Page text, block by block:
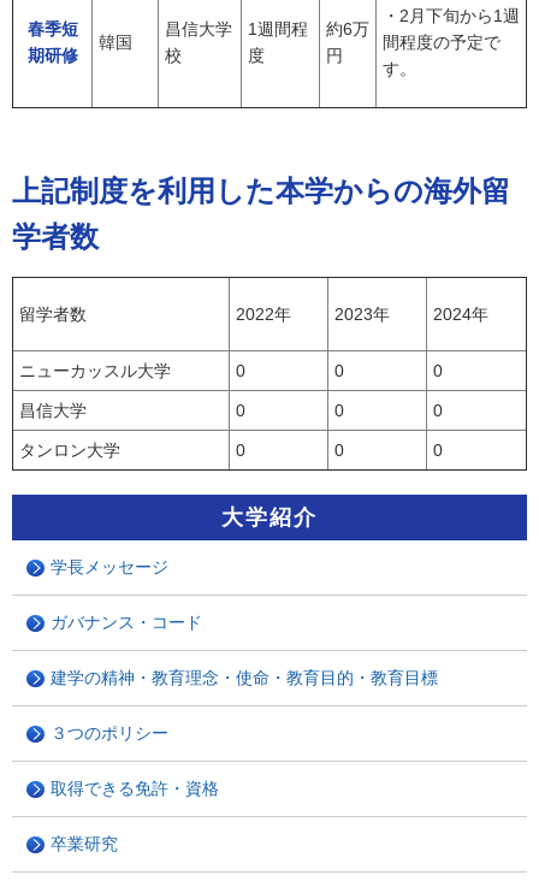
春季短
期研修
韓国
昌信大学
校
1週間程
度
約6万
円
・2月下旬から1週
間程度の予定で
す。
上記制度を利用した本学からの海外留
学者数
留学者数 2022年 2023年 2024年
ニューカッスル大学 0 0 0
昌信大学 0 0 0
タンロン大学 0 0 0
大学紹介
学長メッセージ
ガバナンス・コード
建学の精神・教育理念・使命・教育目的・教育目標
３つのポリシー
取得できる免許・資格
卒業研究